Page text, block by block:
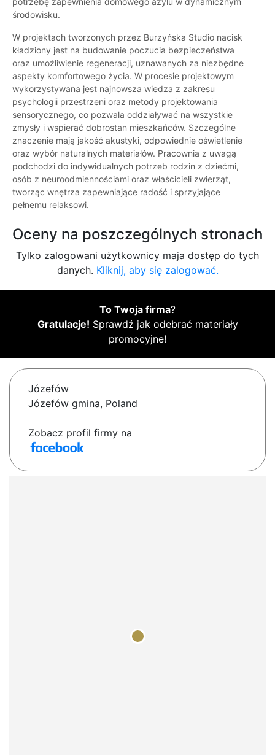
środowisku.
W projektach tworzonych przez Burzyńska Studio nacisk
kładziony jest na budowanie poczucia bezpieczeństwa
oraz umożliwienie regeneracji, uznawanych za niezbędne
aspekty komfortowego życia. W procesie projektowym
wykorzystywana jest najnowsza wiedza z zakresu
psychologii przestrzeni oraz metody projektowania
sensorycznego, co pozwala oddziaływać na wszystkie
zmysły i wspierać dobrostan mieszkańców. Szczególne
znaczenie mają jakość akustyki, odpowiednie oświetlenie
oraz wybór naturalnych materiałów. Pracownia z uwagą
podchodzi do indywidualnych potrzeb rodzin z dziećmi,
osób z neuroodmiennościami oraz właścicieli zwierząt,
tworząc wnętrza zapewniające radość i sprzyjające
pełnemu relaksowi.
Oceny na poszczególnych stronach
Tylko zalogowani użytkownicy maja dostęp do tych
danych. Kliknij, aby się zalogować.
To Twoja firma?
Gratulacje! Sprawdź jak odebrać materiały
promocyjne!
Józefów
Józefów gmina, Poland
Zobacz profil firmy na